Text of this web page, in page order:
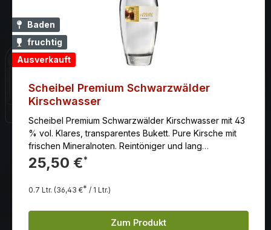
Baden
fruchtig
Ausverkauft
Scheibel Premium Schwarzwälder
Kirschwasser
Scheibel Premium Schwarzwälder Kirschwasser mit 43
% vol. Klares, transparentes Bukett. Pure Kirsche mit
frischen Mineralnoten. Reintöniger und lang
anhaltender Abgang, unterlegt von einer feinen
Mandelnote. Fazit: Keine Schnörkel, alles da, wo es
hingehört. Frucht: Bis zu 1.000 Dollenseppler-Kirschen
aus der Ortenau
25,50 €*
0.7 Ltr. (36,43 €* / 1 Ltr.)
Zum Produkt